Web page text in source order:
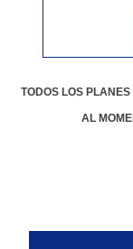
TODOS LOS
AL